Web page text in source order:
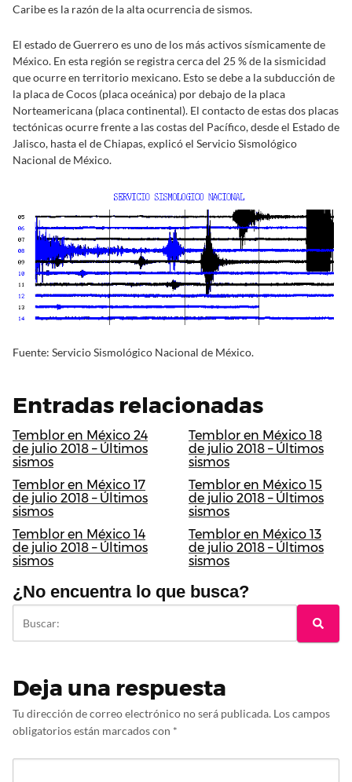
Caribe es la razón de la alta ocurrencia de sismos.
El estado de Guerrero es uno de los más activos sísmicamente de
México. En esta región se registra cerca del 25 % de la sismicidad
que ocurre en territorio mexicano. Esto se debe a la subducción de
la placa de Cocos (placa oceánica) por debajo de la placa
Norteamericana (placa continental). El contacto de estas dos placas
tectónicas ocurre frente a las costas del Pacífico, desde el Estado de
Jalisco, hasta el de Chiapas, explicó el Servicio Sismológico
Nacional de México.
Fuente: Servicio Sismológico Nacional de México.
Entradas relacionadas
Temblor en México 24
de julio 2018 – Últimos
sismos
Temblor en México 18
de julio 2018 – Últimos
sismos
Temblor en México 17
de julio 2018 – Últimos
sismos
Temblor en México 15
de julio 2018 – Últimos
sismos
Temblor en México 14
de julio 2018 – Últimos
sismos
Temblor en México 13
de julio 2018 – Últimos
sismos
¿No encuentra lo que busca?
Deja una respuesta
Tu dirección de correo electrónico no será publicada. Los campos
obligatorios están marcados con *